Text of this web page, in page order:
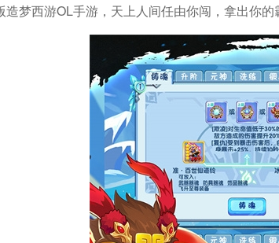
梦西游OL手游，天上人间任由你闯，拿出你